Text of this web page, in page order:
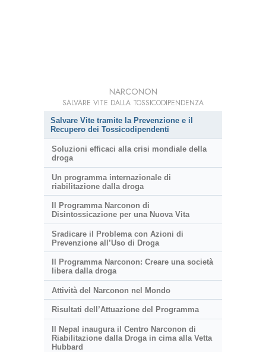
NARCONON
SALVARE VITE DALLA TOSSICODIPENDENZA
Salvare Vite tramite la Prevenzione e il
Recupero dei Tossicodipendenti
Soluzioni efficaci alla crisi mondiale della
droga
Un programma internazionale di
riabilitazione dalla droga
Il Programma Narconon di
Disintossicazione per una Nuova Vita
Sradicare il Problema con Azioni di
Prevenzione all’Uso di Droga
Il Programma Narconon: Creare una società
libera dalla droga
Attività del Narconon nel Mondo
Risultati dell’Attuazione del Programma
Il Nepal inaugura il Centro Narconon di
Riabilitazione dalla Droga in cima alla Vetta
Hubbard